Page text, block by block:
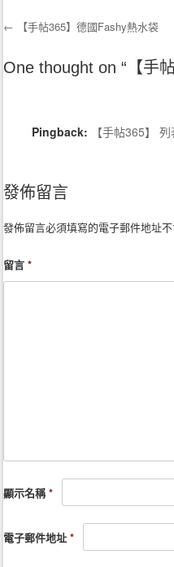
Post
← 【手帖365】德國Fashy熱水袋
One thought on “ 【手
Pingback: 【手帖365】
發佈留言
發佈留言必須填寫的電子郵件地址不
留言*
顯示名稱*
電子郵件地址*